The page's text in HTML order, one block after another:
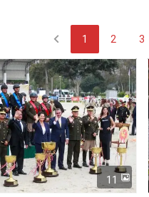
chevron_left 1 2 3
11